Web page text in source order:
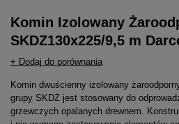
Komin Izolowany
SKDZ130x225/9,5 m
+ Dodaj do porównania
Komin dwuścienny izolowany
grupy SKDŻ jest stosowany do
grzewczych opalanych drewnem.